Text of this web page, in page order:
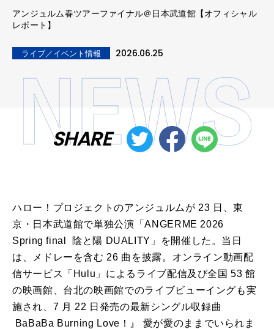
アンジュルム春ツアーファイナル＠日本武道館【オフィシャル
レポート】
ライブ／イベント情報 2026.06.25
SHARE
ハロー！プロジェクトのアンジュルムが 23 日、東
京・日本武道館で単独公演「ANGERME 2026
Spring final 陰と陽 DUALITY」を開催した。当日
は、メドレーを含む 26 曲を披露。オンライン動画配
信サービス「Hulu」によるライブ配信及び全国 53 館
の映画館、台北の映画館でのライブビューイングも実
施され、7 月 22 日発売の最新シングル収録曲
BaBaBa Burning Love！』 愛が愛のままでいられま